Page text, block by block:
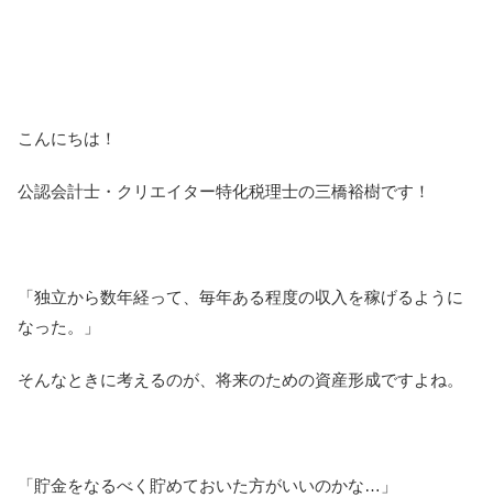
こんにちは！
公認会計士・クリエイター特化税理士の三橋裕樹です！
「独立から数年経って、毎年ある程度の収入を稼げるように
なった。」
そんなときに考えるのが、将来のための資産形成ですよね。
「貯金をなるべく貯めておいた方がいいのかな…」